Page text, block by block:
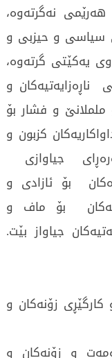
نەگرتەوە،
سیاسی و حیزبی و
یەکێتی گرتەوە،
ناڕەزایەتیەکان و
و فشار بۆ
کزبون و
جیاوازی
بۆ ئازادی و
بۆ ماف و
جیاواز بێت.
زۆنەکان و
و زۆنەکان و